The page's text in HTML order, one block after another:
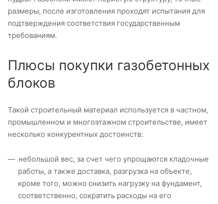
размеры, после изготовления проходят испытания для
подтверждения соответствия государственным
требованиям.
Плюсы покупки газобетонных
блоков
Такой строительный материал используется в частном,
промышленном и многоэтажном строительстве, имеет
несколько конкурентных достоинств:
небольшой вес, за счет чего упрощаются кладочные
работы, а также доставка, разгрузка на объекте,
кроме того, можно снизить нагрузку на фундамент,
соответственно, сократить расходы на его